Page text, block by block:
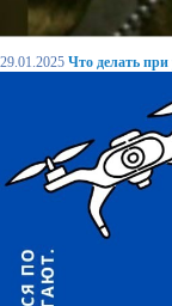
29.01.2025 Что делать